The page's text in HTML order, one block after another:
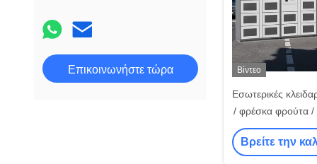
Επικοινωνήστε τώρα Βίντεο
Εσωτερικές
/ φρέσκα φρούτα /
φιάλη
Βρείτε την